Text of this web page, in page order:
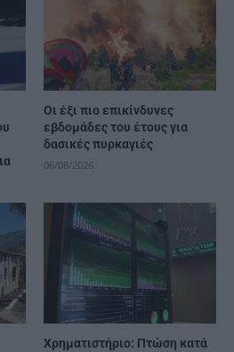
Οι έξι πιο επικίνδυνες
εβδομάδες του έτους για
δασικές πυρκαγιές
06/08/2026
Χρηματιστήριο: Πτώση κατά